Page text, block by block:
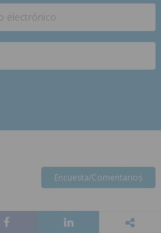
Encuesta/Comentarios